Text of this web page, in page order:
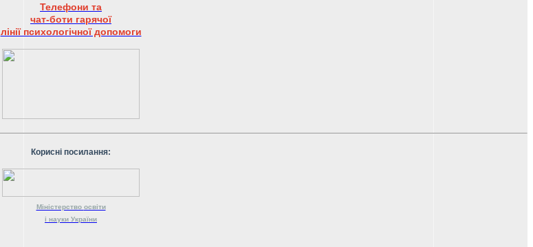
Телефони та
чат-боти гарячої
лінії психологічної допомоги
Корисні посилання:
Міністерство освіти
і науки України